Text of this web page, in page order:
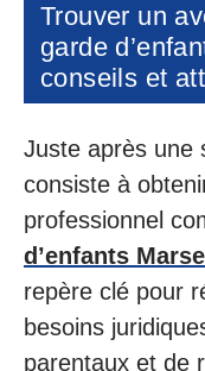
Trouver un
garde
conseils et
Juste après une
consiste à
professionnel
d’enfants
repère clé pour
besoins
parentaux et de